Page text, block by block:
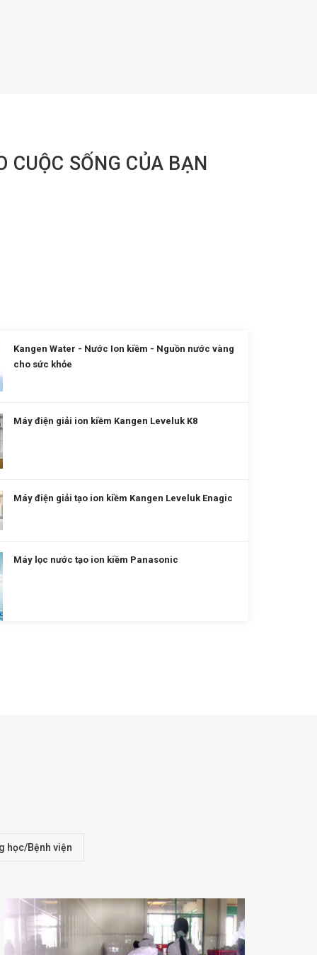
CUỘC SỐNG CỦA BẠN
Kangen Water - Nước Ion kiềm - Nguồn nước vàng
cho sức khỏe
Máy điện giải ion kiềm Kangen Leveluk K8
Máy điện giải tạo ion kiềm Kangen Leveluk Enagic
Máy lọc nước tạo ion kiềm Panasonic
học/Bệnh viện